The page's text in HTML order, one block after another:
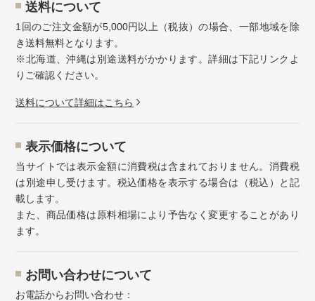
送料について
1回のご注文金額が5,000円以上（税抜）の場合、一部地域を除
き送料無料となります。
※北海道、沖縄は別途送料がかかります。詳細は下記リンクよ
りご確認ください。
送料について詳細はこちら
表示価格について
当サイトでは表示金額に消費税は含まれておりません。消費税
は別途申し受けます。税込価格を表示する場合は（税込）と記
載します。
また、商品価格は原料相場により予告なく変更することがあり
ます。
お問い合わせについて
お電話からお問い合わせ：